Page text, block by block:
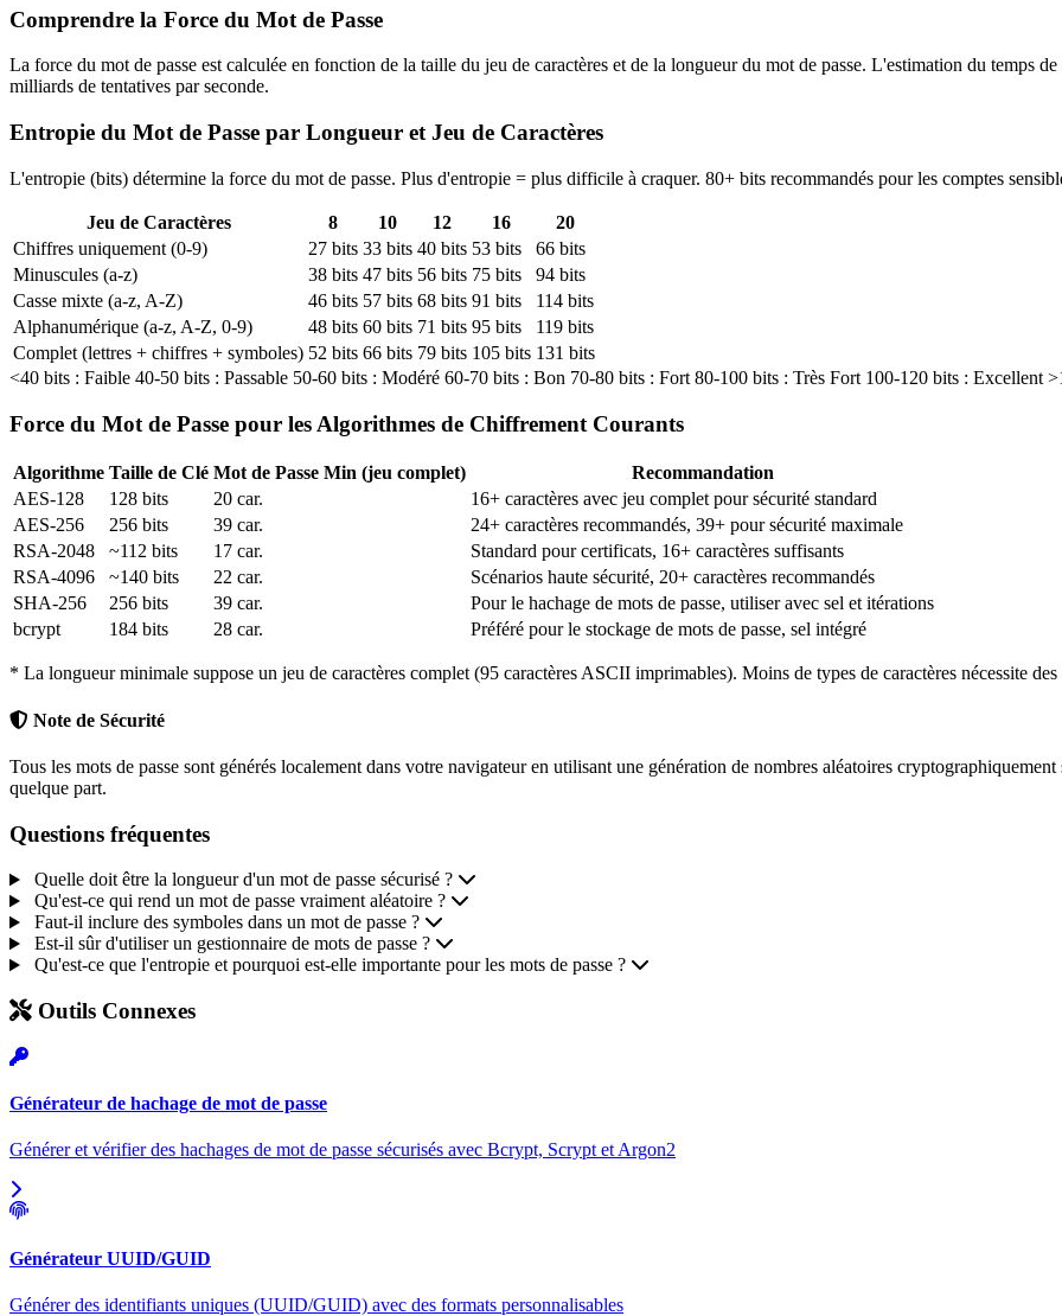
Comprendre la Force du Mot de Passe
La force du mot de passe est calculée en fonction de la taille du jeu de caractères et de la longueur du mot de passe. L'estimation du temps
milliards de tentatives par seconde.
Entropie du Mot de Passe par Longueur et Jeu de Caractères
L'entropie (bits) détermine la force du mot de passe. Plus d'entropie = plus difficile à craquer. 80+ bits recommandés pour les comptes
Jeu de Caractères 8 10 12 16
20
Chiffres uniquement (0-9)
27 bits 33 bits 40 bits 53 bits
66 bits
Minuscules (a-z)
38 bits 47 bits 56 bits 75 bits
94 bits
Casse mixte (a-z, A-Z)
46 bits 57 bits 68 bits 91 bits
114 bits
Alphanumérique (a-z, A-Z, 0-9)
48 bits 60 bits 71 bits 95 bits
119 bits
Complet (lettres + chiffres + symboles) 52 bits 66 bits 79 bits 105 bits 131 bits
<40 bits : Faible 40-50 bits : Passable 50-60 bits : Modéré 60-70 bits : Bon 70-80 bits : Fort 80-100 bits : Très Fort 100-120 bits : Excellent
Force du Mot de Passe pour les Algorithmes de Chiffrement Courants
Algorithme Taille de Clé Mot de Passe Min (jeu complet)
Recommandation
AES-128
128 bits 20 car.
16+ caractères avec jeu complet pour sécurité standard
AES-256
256 bits 39 car.
24+ caractères recommandés, 39+ pour sécurité maximale
RSA-2048
~112 bits 17 car.
Standard pour certificats, 16+ caractères suffisants
RSA-4096
~140 bits 22 car.
Scénarios haute sécurité, 20+ caractères recommandés
SHA-256
256 bits 39 car.
Pour le hachage de mots de passe, utiliser avec sel et itérations
bcrypt
184 bits 28 car. Préféré pour le stockage de mots de passe, sel intégré
* La longueur minimale suppose un jeu de caractères complet (95 caractères ASCII imprimables). Moins de types de caractères nécessite des
Note de Sécurité
Tous les mots de passe sont générés localement dans votre navigateur en utilisant une génération de nombres aléatoires
quelque part.
Questions fréquentes
Quelle doit être la longueur d'un mot de passe sécurisé ?
Qu'est-ce qui rend un mot de passe vraiment aléatoire ?
Faut-il inclure des symboles dans un mot de passe ?
Est-il sûr d'utiliser un gestionnaire de mots de passe ?
Qu'est-ce que l'entropie et pourquoi est-elle importante pour les mots de passe ?
Outils Connexes
Générateur de hachage de mot de passe
Générer et vérifier des hachages de mot de passe sécurisés avec Bcrypt, Scrypt et Argon2
Générateur UUID/GUID
Générer des identifiants uniques (UUID/GUID) avec des formats personnalisables